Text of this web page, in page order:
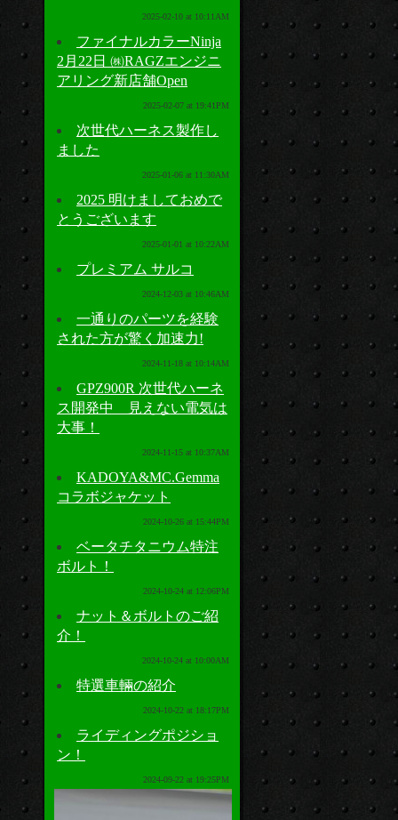
2025-02-10 at 10:11AM
ファイナルカラーNinja
2月22日 ㈱RAGZエンジニ
アリング新店舗Open
2025-02-07 at 19:41PM
次世代ハーネス製作し
ました
2025-01-06 at 11:30AM
2025 明けましておめで
とうございます
2025-01-01 at 10:22AM
プレミアム サルコ
2024-12-03 at 10:46AM
一通りのパーツを経験
された方が驚く加速力!
2024-11-18 at 10:14AM
GPZ900R 次世代ハーネ
ス開発中 見えない電気は
大事！
2024-11-15 at 10:37AM
KADOYA&MC.Gemma
コラボジャケット
2024-10-26 at 15:44PM
ベータチタニウム特注
ボルト！
2024-10-24 at 12:06PM
ナット＆ボルトのご紹
介！
2024-10-24 at 10:00AM
特選車輛の紹介
2024-10-22 at 18:17PM
ライディングポジショ
ン！
2024-09-22 at 19:25PM